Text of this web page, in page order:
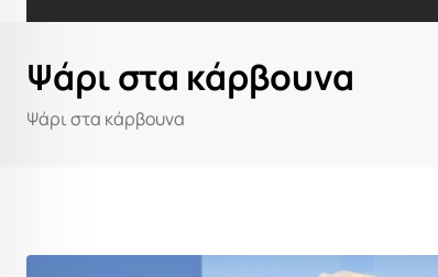
Ψάρι στα κάρβουνα
Ψάρι στα κάρβουνα